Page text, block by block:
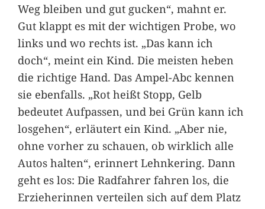
Weg bleiben und gut gucken“, mahnt er.
Gut klappt es mit der wichtigen Probe, wo
links und wo rechts ist. „Das kann ich
doch“, meint ein Kind. Die meisten heben
die richtige Hand. Das Ampel-Abc kennen
sie ebenfalls. „Rot heißt Stopp, Gelb
bedeutet Aufpassen, und bei Grün kann ich
losgehen“, erläutert ein Kind. „Aber nie,
ohne vorher zu schauen, ob wirklich alle
Autos halten“, erinnert Lehnkering. Dann
geht es los: Die Radfahrer fahren los, die
Erzieherinnen verteilen sich auf dem Platz